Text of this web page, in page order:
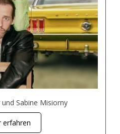
Sabine Misiorny
erfahren